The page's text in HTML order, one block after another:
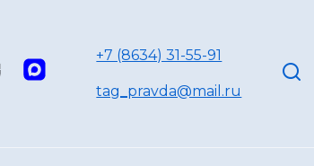
+7 (8634) 31-55-91
tag_pravda@mail.ru